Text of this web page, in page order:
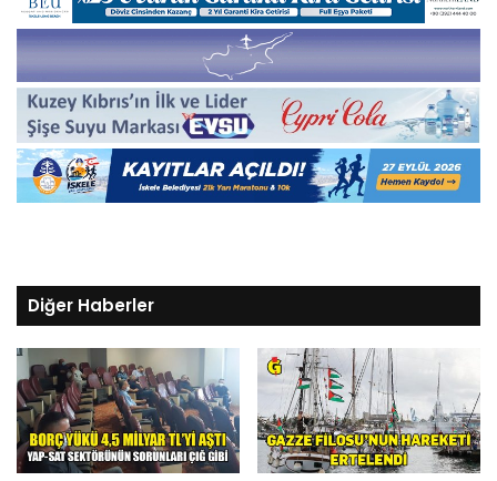
Diğer Haberler